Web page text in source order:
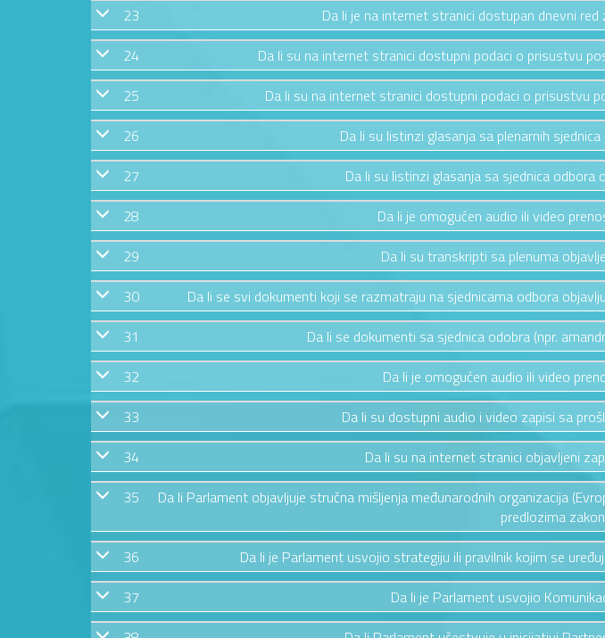
23
Da li je na internet stranici dostupan dnevni
24
Da li su na internet stranici dostupni podaci o prisustvu
25
Da li su na internet stranici dostupni podaci o prisustvu
26
Da li su listinzi glasanja sa plenarnih
27
Da li su listinzi glasanja sa sjednica odbora
28
Da li je omogućen audio ili video
29
Da li su transkripti sa plenuma
30
Da li se svi dokumenti koji se razmatraju na sjednicama odbora
31
Da li se dokumenti sa sjednica odobra (npr.
32
Da li je omogućen audio ili video
33
Da li su dostupni audio i video zapisi sa
34
Da li su na internet stranici objavljeni
35
Da li Parlament objavljuje stručna mišljenja međunarodnih organizacija
predlozima
36 Da li je Parlament usvojio strategiju ili pravilnik kojim se
37
Da li je Parlament usvojio